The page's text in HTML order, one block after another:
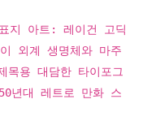
지 아트: 레이건 고딕
외계 생명체와 마주
용 대담한 타이포그
년대 레트로 만화 스